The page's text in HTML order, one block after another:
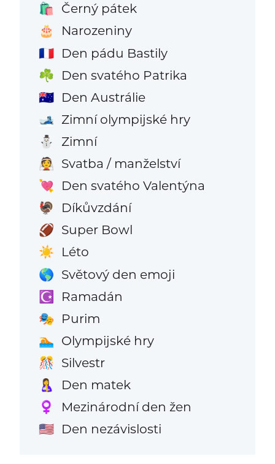
🛍️ Černý pátek
🎂 Narozeniny
🇫🇷 Den pádu Bastily
☘️ Den svatého Patrika
🇦🇺 Den Austrálie
🎿 Zimní olympijské hry
⛄ Zimní
👰 Svatba / manželství
💘 Den svatého Valentýna
🦃 Díkůvzdání
🏈 Super Bowl
☀️ Léto
🌎 Světový den emoji
☪️ Ramadán
🎭 Purim
🏊 Olympijské hry
🎊 Silvestr
🤱 Den matek
♀️ Mezinárodní den žen
🇺🇸 Den nezávislosti